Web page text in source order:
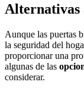
Alternativas
Aunque las puertas
la seguridad del
proporcionar una
algunas de las
considerar.